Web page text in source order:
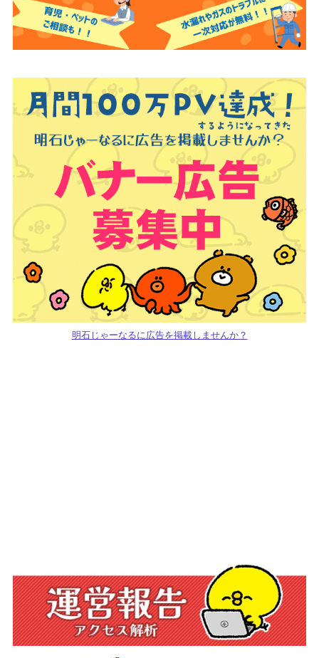
明石じゃーなるに広告を掲載しませんか？